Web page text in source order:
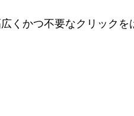
くかつ不要なクリックを